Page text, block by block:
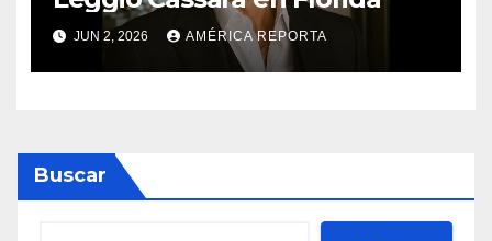
JUN 2, 2026 AMÉRICA REPORTA
Buscar